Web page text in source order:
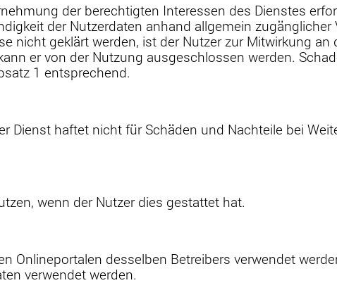
der berechtigten Interessen des Dienstes
der Nutzerdaten anhand allgemein
nicht geklärt werden, ist der Nutzer zur Mitwirkung an
er von der Nutzung ausgeschlossen werden.
1 entsprechend.
Dienst haftet nicht für Schäden und Nachteile bei
wenn der Nutzer dies gestattet hat.
Onlineportalen desselben Betreibers verwendet
verwendet werden.